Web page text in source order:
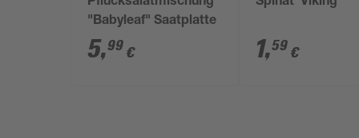
"Babyleaf" Saatplatte
5,99 € 1,59 €